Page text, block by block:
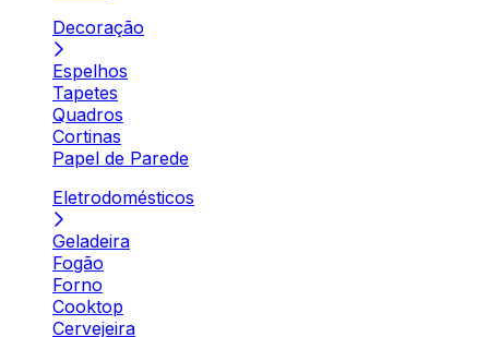
Decoração
Espelhos
Tapetes
Quadros
Cortinas
Papel de Parede
Eletrodomésticos
Geladeira
Fogão
Forno
Cooktop
Cervejeira